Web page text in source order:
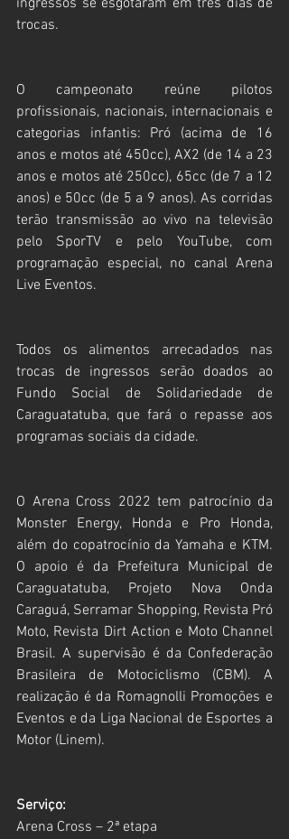
ingressos se esgotaram em três dias de
trocas.
O campeonato reúne pilotos
profissionais, nacionais, internacionais e
categorias infantis: Pró (acima de 16
anos e motos até 450cc), AX2 (de 14 a 23
anos e motos até 250cc), 65cc (de 7 a 12
anos) e 50cc (de 5 a 9 anos). As corridas
terão transmissão ao vivo na televisão
pelo SporTV e pelo YouTube, com
programação especial, no canal Arena
Live Eventos.
Todos os alimentos arrecadados nas
trocas de ingressos serão doados ao
Fundo Social de Solidariedade de
Caraguatatuba, que fará o repasse aos
programas sociais da cidade.
O Arena Cross 2022 tem patrocínio da
Monster Energy, Honda e Pro Honda,
além do copatrocínio da Yamaha e KTM.
O apoio é da Prefeitura Municipal de
Caraguatatuba, Projeto Nova Onda
Caraguá, Serramar Shopping, Revista Pró
Moto, Revista Dirt Action e Moto Channel
Brasil. A supervisão é da Confederação
Brasileira de Motociclismo (CBM). A
realização é da Romagnolli Promoções e
Eventos e da Liga Nacional de Esportes a
Motor (Linem).
Serviço:
Arena Cross – 2ª etapa